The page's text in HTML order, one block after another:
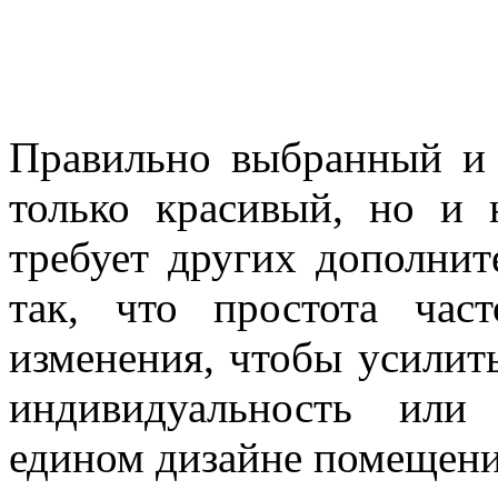
Правильно выбранный
только красивый, но и
требует других
так, что простота
изменения, чтобы
индивидуальность
едином дизайне